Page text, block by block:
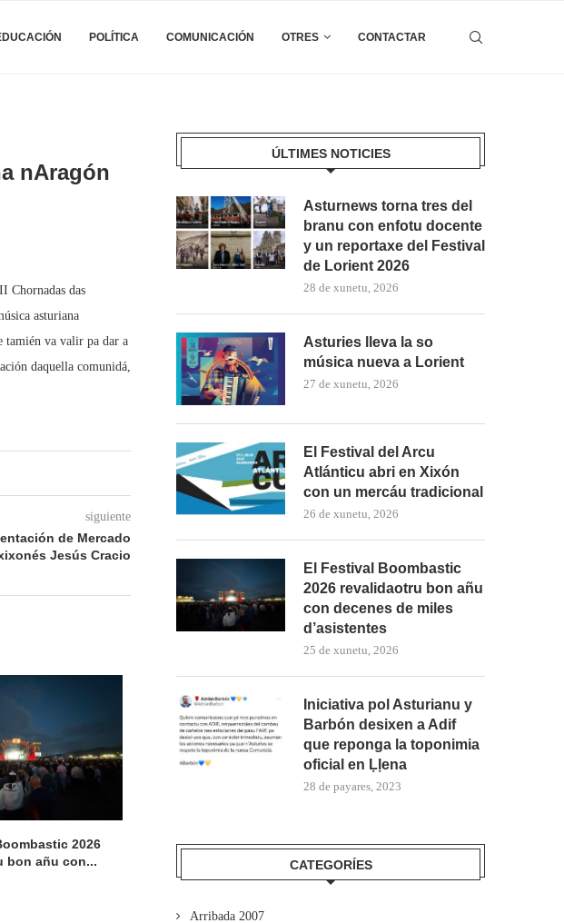
POLÍTICA COMUNICACIÓN OTRES CONTACTAR
nAragón
Chornadas das
asturiana
tamién va valir pa dar a
daquella comunidá,
siguiente
de Mercado
Jesús Cracio
2026
bon añu con...
Semando Son amuesa’l nuevu folk
El Trasiegu Fest va tener
ÚLTIMES NOTICIES
Asturnews torna tres del
branu con enfotu docente
y un reportaxe del Festival
de Lorient 2026
28 de xunetu, 2026
Asturies lleva la so
música nueva a Lorient
27 de xunetu, 2026
El Festival del Arcu
Atlánticu abri en Xixón
con un mercáu tradicional
26 de xunetu, 2026
El Festival Boombastic
2026 revalidaotru bon añu
con decenes de miles
d’asistentes
25 de xunetu, 2026
Iniciativa pol Asturianu y
Barbón desixen a Adif
que reponga la toponimia
oficial en Ḷḷena
28 de payares, 2023
CATEGORÍES
Arribada 2007